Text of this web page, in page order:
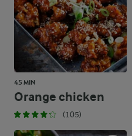
45 MIN
Orange chicken
(105)